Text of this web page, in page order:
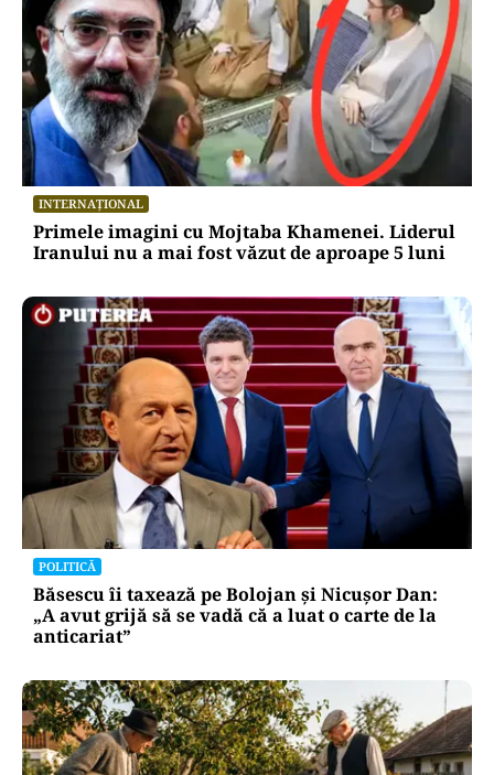
INTERNAȚIONAL
Primele imagini cu Mojtaba Khamenei. Liderul
Iranului nu a mai fost văzut de aproape 5 luni
POLITICĂ
Băsescu îi taxează pe Bolojan și Nicușor Dan:
„A avut grijă să se vadă că a luat o carte de la
anticariat”